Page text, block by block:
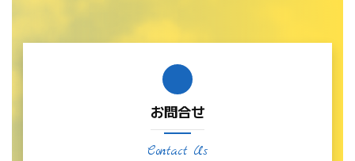
お問合せ
Contact Us